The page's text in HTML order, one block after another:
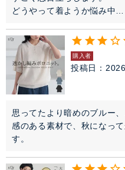
どうやって着ようか悩み中…
購入者
投稿日
思ってたより暗めのブルー
感のある素材で、秋になっ
す。